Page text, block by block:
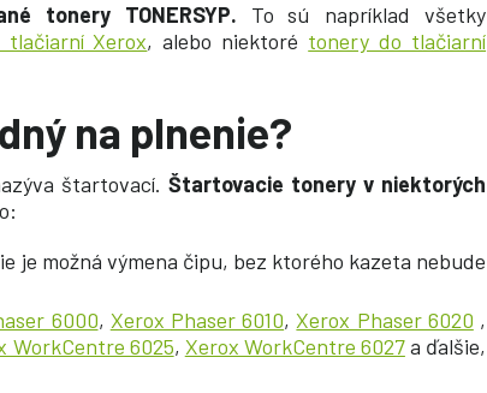
tonery TONERSYP. To sú napríklad všetky
Xerox, alebo niektoré tonery do tlačiarní
na plnenie?
štartovací.Štartovacie tonery v niektorých
o:
je možná výmena čipu, bez ktorého kazeta nebude
6000, Xerox Phaser 6010,Xerox Phaser 6020 ,
WorkCentre 6025, Xerox WorkCentre 6027a ďalšie,